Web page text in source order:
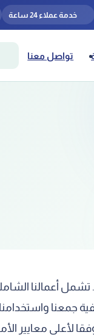
خدمة عملاء 24 ساعة
تواصل معنا
تشمل أعمالنا
جمعنا واستخدامنا
لأعلى معايير